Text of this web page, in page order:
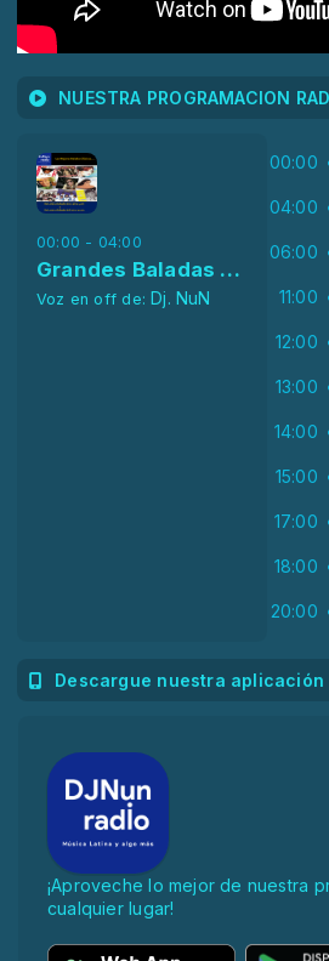
NUESTRA PROGRAMACION
00:00 - 04:00
Grandes Baladas - Madrugada
Voz en off de: Dj. NuN
00:00
04:00
06:00
11:00
12:00
13:00
14:00
15:00
17:00
18:00
20:00
Descargue nuestra aplicación
¡Aproveche lo mejor de nuestra
cualquier lugar!